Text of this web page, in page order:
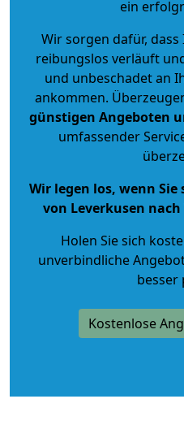
ein
Wir sorgen dafür,
reibungslos verläuft
und unbeschadet an
ankommen.
günstigen Angeboten
umfassender
Wir legen los, wenn
von Leverkusen
Holen Sie sich
unverbindliche
besser
Kostenlose